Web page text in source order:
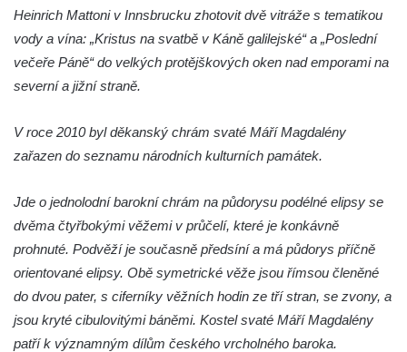
hora (Getsemanská zahrada)
Křížová cesta Římov – V. kaple – Smutná
duše
Křížová cesta Římov – IV. kaple – Pustá ves
večeře Páně
Křížová cesta Římov – I. kaple – Loučení
Ježíše s Pannou Marií
Márnice na hřbitově v Římově
Kaple v Horním Třeboníně
Kaple Panny Marie v Horním Třeboníně
Heinrich Mattoni v Innsbrucku zhotovit dvě vitráže s tematikou
vody a vína: „Kristus na svatbě v Káně galilejské“ a „Poslední
večeře Páně“ do velkých protějškových oken nad emporami na
severní a jižní straně.
V roce 2010 byl děkanský chrám svaté Máří Magdalény
zařazen do seznamu národních kulturních památek.
Jde o jednolodní barokní chrám na půdorysu podélné elipsy se
dvěma čtyřbokými věžemi v průčelí, které je konkávně
prohnuté. Podvěží je současně předsíní a má půdorys příčně
orientované elipsy. Obě symetrické věže jsou římsou členěné
do dvou pater, s ciferníky věžních hodin ze tří stran, se zvony, a
jsou kryté cibulovitými báněmi. Kostel svaté Máří Magdalény
patří k významným dílům českého vrcholného baroka.